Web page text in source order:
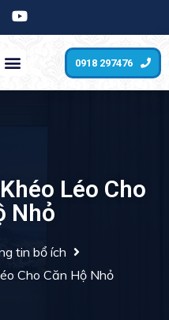
0918 297476
Léo Cho
Nhỏ
tin bổ ích
Cho Căn Hộ Nhỏ